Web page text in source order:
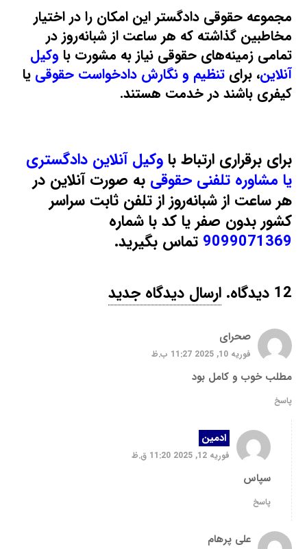
مجموعه حقوقی دادگستر این امکان را در اختیار
مخاطبین گذاشته که هر ساعت از شبانه‌روز در
تمامی زمینه‌های حقوقی نیاز به مشورت با وکیل
آنلاین، برای تنظیم و نگارش دادخواست حقوقی یا
کیفری باشند در خدمت هستند.
برای برقراری ارتباط باوکیل آنلاین دادگستری
یا مشاوره تلفنی حقوقی به صورت آنلاین در
هر ساعت از شبانه‌روز از تلفن ثابت سراسر
کشور بدون صفر یا کد با شماره
9099071369 تماس بگیرید.
12 دیدگاه. ارسال دیدگاه جدید
صحرای
فوریه 10, 2025 11:27 ب.ظ
مطلب خوب و کامل بود
پاسخ
ادمین
فوریه 12, 2025 11:20 ق.ظ
سپاس
پاسخ
علی پرهام